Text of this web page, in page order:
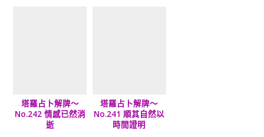
塔羅占卜解牌～
No.242 情感已然消
逝
塔羅占卜解牌～
No.241 順其自然以
時間證明